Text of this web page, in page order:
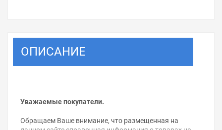
ОПИСАНИЕ
Уважаемые покупатели.
Обращаем Ваше внимание, что размещенная на